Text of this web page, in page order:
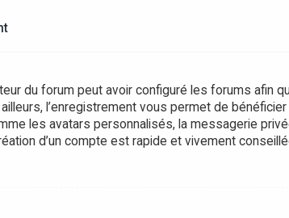
du forum peut avoir configuré les forums afin
l’enregistrement vous permet de
les avatars personnalisés, la messagerie
d’un compte est rapide et vivement